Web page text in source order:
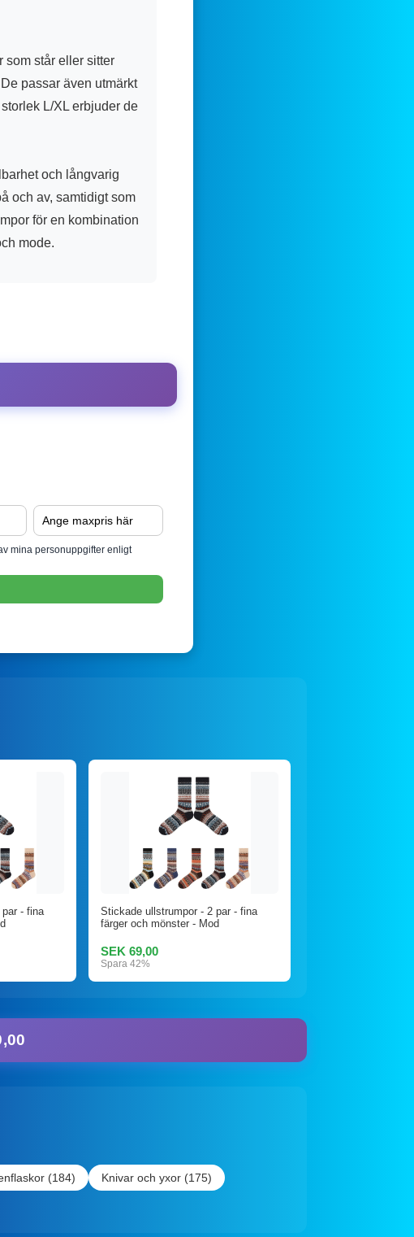
som står eller sitter
passar även utmärkt
L/XL erbjuder de
och långvarig
och av, samtidigt som
för en kombination
mode.
mina personuppgifter enligt
- fina
Stickade ullstrumpor - 2 par - fina
färger och mönster - Mod
SEK 69,00
Spara 42%
(184)
Knivar och yxor (175)